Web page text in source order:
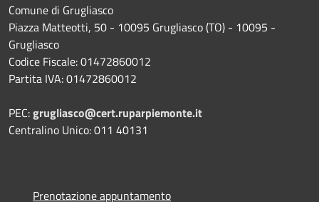
Comune di Grugliasco
Piazza Matteotti, 50 - 10095 Grugliasco (TO) - 10095 -
Grugliasco
Codice Fiscale: 01472860012
Partita IVA: 01472860012
PEC:grugliasco@cert.ruparpiemonte.it
Centralino Unico: 011 40131
Prenotazione appuntamento